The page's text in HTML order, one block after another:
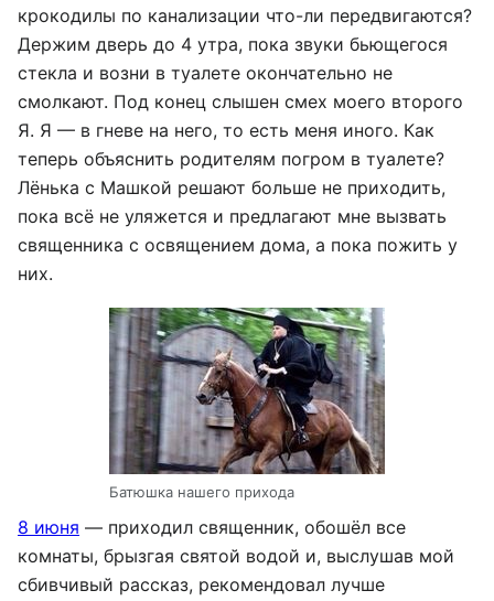
крокодилы по канализации что-ли передвигаются?
Держим дверь до 4 утра, пока звуки бьющегося
стекла и возни в туалете окончательно не
смолкают. Под конец слышен смех моего второго
Я. Я — в гневе на него, то есть меня иного. Как
теперь объяснить родителям погром в туалете?
Лёнька с Машкой решают больше не приходить,
пока всё не уляжется и предлагают мне вызвать
священника с освящением дома, а пока пожить у
них.
Батюшка нашего прихода
8 июня — приходил священник, обошёл все
комнаты, брызгая святой водой и, выслушав мой
сбивчивый рассказ, рекомендовал лучше